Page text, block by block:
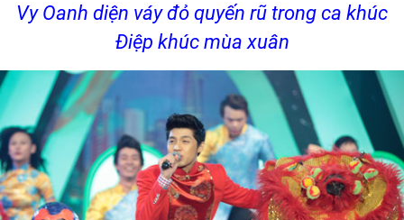
Vy Oanh diện váy đỏ quyến rũ trong ca khúc
Điệp khúc mùa xuân